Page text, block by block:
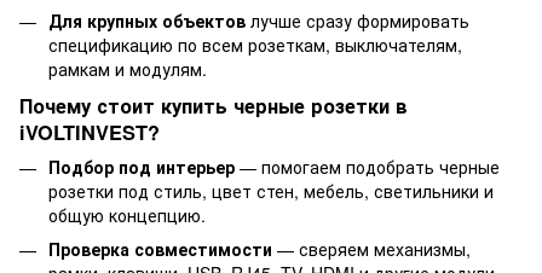
Для крупных объектов лучше сразу формировать
спецификацию по всем розеткам, выключателям,
рамкам и модулям.
Почему стоит купить черные розетки в
iVOLTINVEST?
Подбор под интерьер — помогаем подобрать черные
розетки под стиль, цвет стен, мебель, светильники и
общую концепцию.
Проверка совместимости — сверяем механизмы,